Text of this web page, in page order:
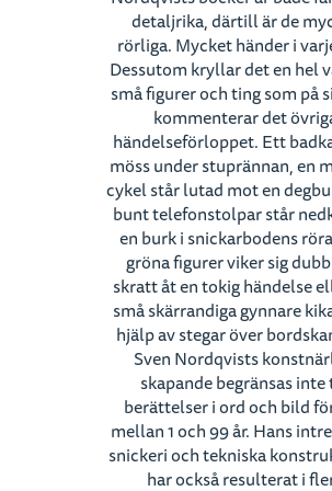
detaljrika, därtill är de
rörliga. Mycket händer i
Dessutom kryllar det en hel
små figurer och ting som på
kommenterar det
händelseförloppet. Ett
möss under stuprännan, en
cykel står lutad mot en
bunt telefonstolpar står
en burk i snickarbodens
gröna figurer viker sig
skratt åt en tokig händelse
små skärrandiga gynnare
hjälp av stegar över
Sven Nordqvists
skapande begränsas
berättelser i ord och bild
mellan 1 och 99 år. Hans
snickeri och tekniska
har också resulterat i